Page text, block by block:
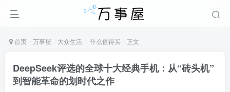
首页 万事屋 大众生活 什么值得买 正文
DeepSeek评选的全球十大经典手机：从“砖头机”
到智能革命的划时代之作